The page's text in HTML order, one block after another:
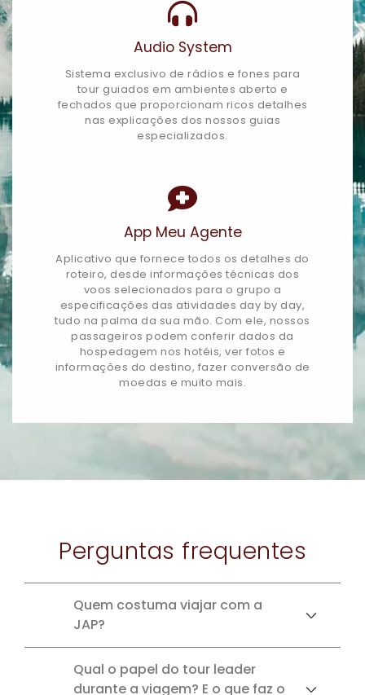
Audio System
Sistema exclusivo de rádios e fones para
tour guiados em ambientes aberto e
fechados que proporcionam ricos detalhes
nas explicações dos nossos guias
especializados.
App Meu Agente
Aplicativo que fornece todos os detalhes do
roteiro, desde informações técnicas dos
voos selecionados para o grupo a
especificações das atividades day by day,
tudo na palma da sua mão. Com ele, nossos
passageiros podem conferir dados da
hospedagem nos hotéis, ver fotos e
informações do destino, fazer conversão de
moedas e muito mais.
Perguntas frequentes
Quem costuma viajar com a
JAP?
Qual o papel do tour leader
durante a viagem? E o que faz o